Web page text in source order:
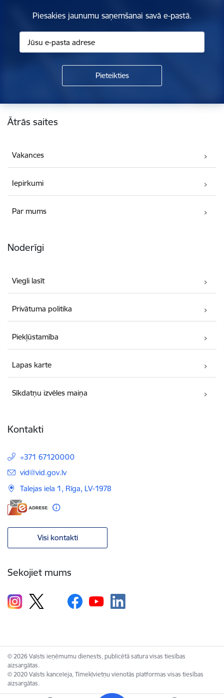
Piesakies jaunumu saņemšanai savā e-pastā.
Kājene
Ātrās saites
Vakances
Iepirkumi
Par mums
Noderīgi
Viegli lasīt
Privātuma politika
Piekļūstamība
Lapas karte
Sīkdatņu izvēles maiņa
Kontakti
+371 67120000
E-pasts:
vid@vid.gov.lv
Talejas iela 1, Rīga, LV-1978
Visi kontakti
Sekojiet mums
© 2026 Valsts ieņēmumu dienests, publicētā satura visas tiesības
aizsargātas.
© 2020 Valsts kanceleja, Tīmekļvietņu vienotās platformas visas tiesības
aizsargātas.